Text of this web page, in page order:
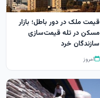
قیمت ملک در دور باطل؛ بازار
مسکن در تله قیمت‌سازی
سازندگان خرد
امروز